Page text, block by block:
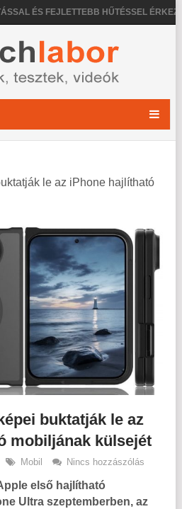
ÉS FEJLETTEBB HŰTÉSSEL
le az iPhone hajlítható
buktatják le az
mobiljának külsejét
Mobil Nincs hozzászólás
első hajlítható
Ultra szeptemberben, az